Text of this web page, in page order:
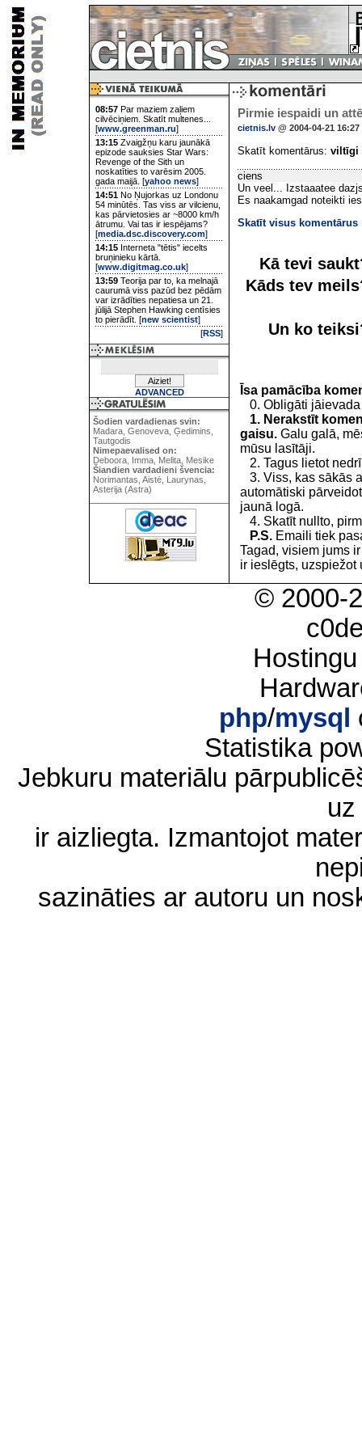
08:57 Par maziem zaļiem
cilvēciņiem. Skatīt multenes...
[www.greenman.ru]
13:15 Zvaigžņu karu jaunākā
epizode sauksies Star Wars:
Revenge of the Sith un
noskatīties to varēsim 2005.
gada maijā. [yahoo news]
14:51 No Ņujorkas uz Londonu
54 minūtēs. Tas viss ar vilcienu,
kas pārvietosies ar ~8000 km/h
ātrumu. Vai tas ir iespējams?
[media.dsc.discovery.com]
14:15 Interneta "tētis" iecelts
bruņinieku kārtā.
[www.digitmag.co.uk]
13:59 Teorija par to, ka melnajā
caurumā viss pazūd bez pēdām
var izrādīties nepatiesa un 21.
jūlijā Stephen Hawking centīsies
to pierādīt. [new scientist]
[RSS]
ADVANCED
Šodien vardadienas svin:
Madara, Genoveva, Ģedimins,
Tautgodis
Nimepaevalised on:
Deboora, Imma, Melita, Mesike
Šiandien vardadieni švencia:
Norimantas, Aistė, Laurynas,
Asterija (Astra)
Pirmie iespaidi un
cietnis.lv @ 2004-04-21 16:27
Skatīt komentārus: viltīgi
ciens
Un veel... Izstaaatee
Es naakamgad noteikti
Skatīt visus komentārus
Kā tevi
Kāds tev
Un ko
Īsa pamācība
0. Obligāti jāievada
1. Nerakstīt
gaisu. Galu galā,
mūsu lasītāji.
2. Tagus lietot
3. Viss, kas sākās
automātiski
jaunā logā.
4. Skatīt nullto,
P.S. Emaili tiek
Tagad, visiem jums
ir ieslēgts, uzspiežot
© 2000-
php/mysql
Statistika
Jebkuru materiālu
ir aizliegta. Izmantojot
sazināties ar autoru un